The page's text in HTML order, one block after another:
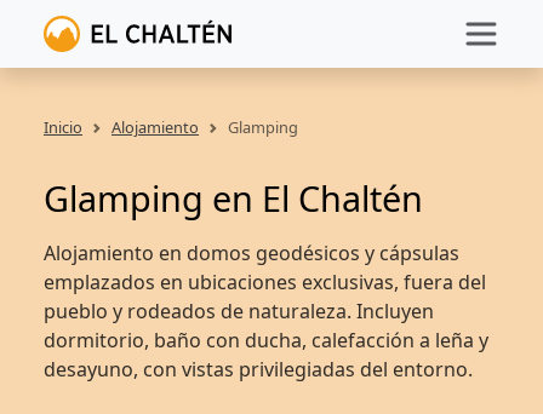
Inicio Alojamiento Glamping
Glamping en El Chaltén
Alojamiento en domos geodésicos y cápsulas
emplazados en ubicaciones exclusivas, fuera del
pueblo y rodeados de naturaleza. Incluyen
dormitorio, baño con ducha, calefacción a leña y
desayuno, con vistas privilegiadas del entorno.